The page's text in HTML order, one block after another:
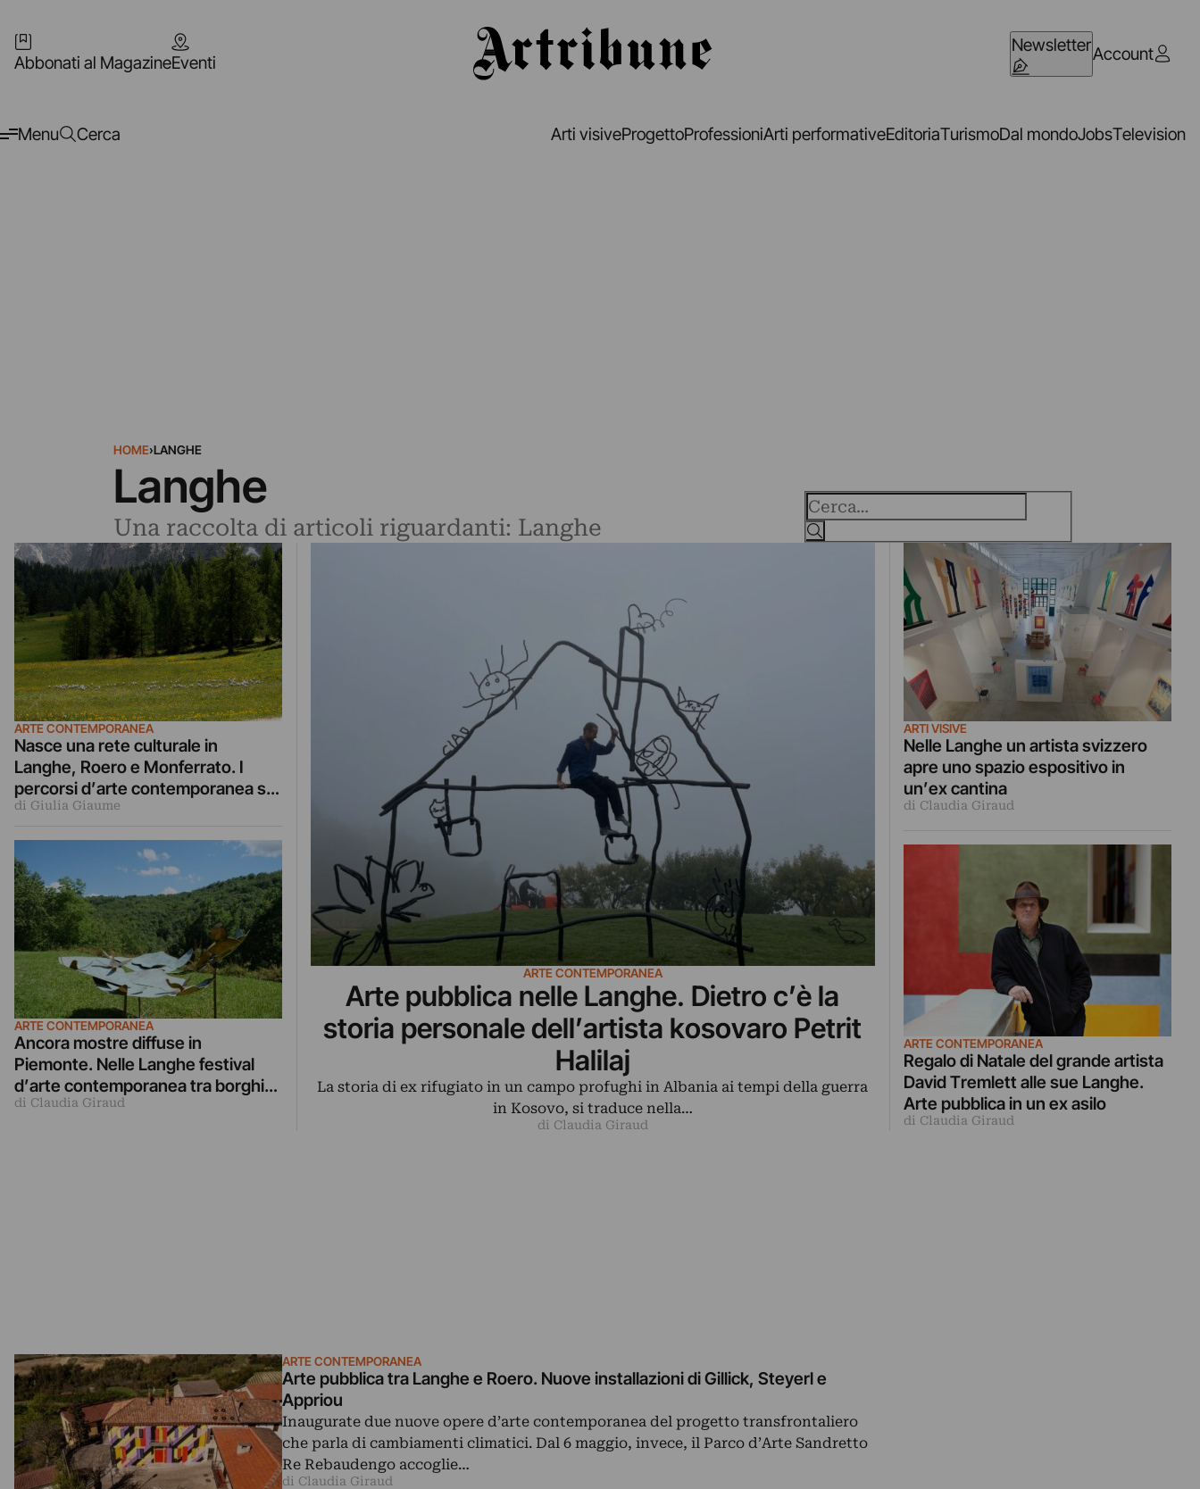
Abbonati al MagazineEventi
NewsletterAccount
Menu Cerca Arti visiveProgettoProfessioniArti performativeEditoriaTurismoDal mondoJobsTelevision
HOME›LANGHE
Langhe
Una raccolta di articoli riguardanti: Langhe
ARTE CONTEMPORANEA
Arte pubblica nelle Langhe. Dietro c’è la
storia personale dell’artista kosovaro Petrit
Halilaj
La storia di ex rifugiato in un campo profughi in Albania ai tempi della guerra
in Kosovo, si traduce nella…
di Claudia Giraud
ARTE CONTEMPORANEA
Nasce una rete culturale in
Langhe, Roero e Monferrato. I
percorsi d’arte contemporanea si
uniscono con Orma
di Giulia Giaume
ARTE CONTEMPORANEA
Ancora mostre diffuse in
Piemonte. Nelle Langhe festival
d’arte contemporanea tra borghi,
vigneti e resort
di Claudia Giraud
ARTI VISIVE
Nelle Langhe un artista svizzero
apre uno spazio espositivo in
un’ex cantina
di Claudia Giraud
ARTE CONTEMPORANEA
Regalo di Natale del grande artista
David Tremlett alle sue Langhe.
Arte pubblica in un ex asilo
di Claudia Giraud
ARTE CONTEMPORANEA
Arte pubblica tra Langhe e Roero. Nuove installazioni di Gillick, Steyerl e
Appriou
Inaugurate due nuove opere d’arte contemporanea del progetto transfrontaliero
che parla di cambiamenti climatici. Dal 6 maggio, invece, il Parco d’Arte Sandretto
Re Rebaudengo accoglie…
di Claudia Giraud